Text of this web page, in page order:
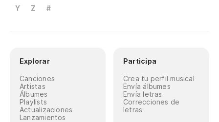
Y
Z #
Explorar
Canciones
Artistas
Álbumes
Playlists
Actualizaciones
Lanzamientos
Participa
Crea tu perfil musical
Envía álbumes
Envía letras
Correcciones de
letras